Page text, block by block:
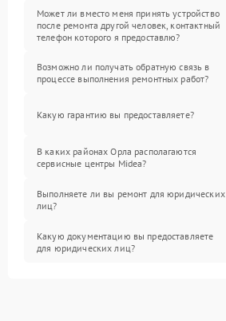
Может ли вместо меня принять устройство
после ремонта другой человек, контактный
телефон которого я предоставлю?
Возможно ли получать обратную связь в
процессе выполнения ремонтных работ?
Какую гарантию вы предоставляете?
В каких районах Орла располагаются
сервисные центры Midea?
Выполняете ли вы ремонт для юридических
лиц?
Какую документацию вы предоставляете
для юридических лиц?